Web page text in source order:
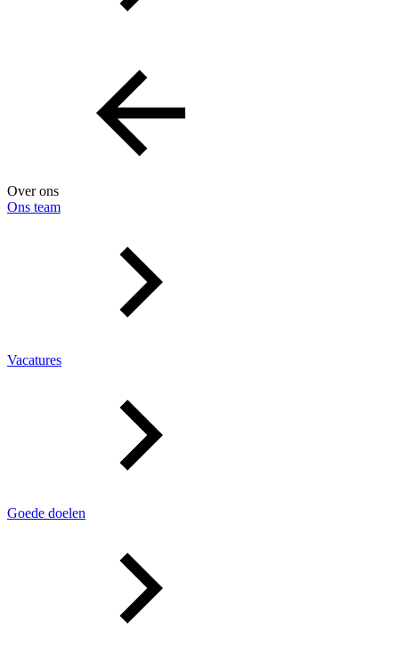
Over ons
Ons team
Vacatures
Goede doelen